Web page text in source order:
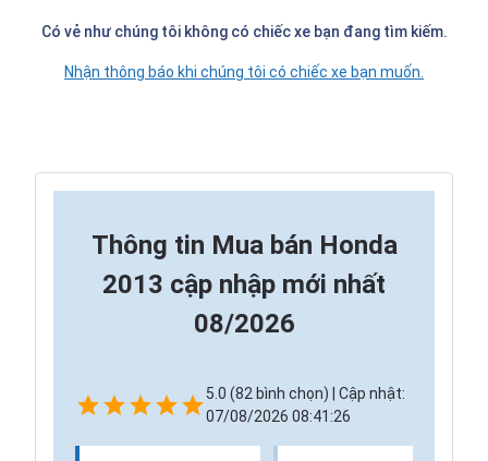
Có vẻ như chúng tôi không có chiếc xe bạn đang tìm kiếm.
Nhận thông báo khi chúng tôi có chiếc xe bạn muốn.
Thông tin Mua bán Honda
2013 cập nhập mới nhất
08/2026
5.0 (82 bình chọn) | Cập nhật:
07/08/2026 08:41:26